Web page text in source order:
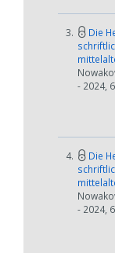
3.
Die
- 2024,
4.
Die
- 2024,